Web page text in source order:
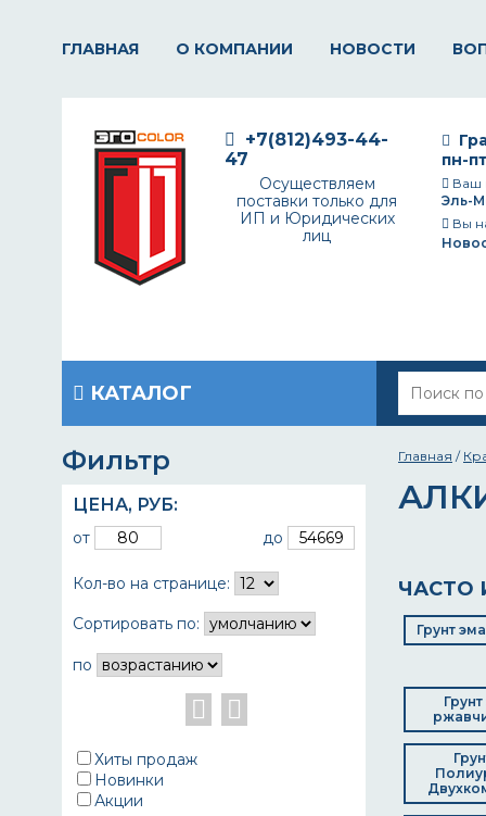
ГЛАВНАЯ О КОМПАНИИ НОВОСТИ
пн-
Ваш
Эль-
Вы
+7(812)493-44-
47
Осуществляем
поставки только для
ИП и Юридических
лиц
КАТАЛОГ
Фильтр
ЦЕНА, РУБ:
от до
Кол-во на странице:
Сортировать по:
по
Хиты продаж
Новинки
Акции
Главная /
ЧАСТО
Грунт